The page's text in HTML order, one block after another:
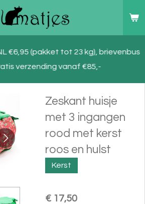
€6,95 (pakket tot 23 kg), brievenbus
verzending vanaf €85,-
Zeskant huisje
met 3 ingangen
rood met kerst
roos en hulst
Kerst
€ 17,50